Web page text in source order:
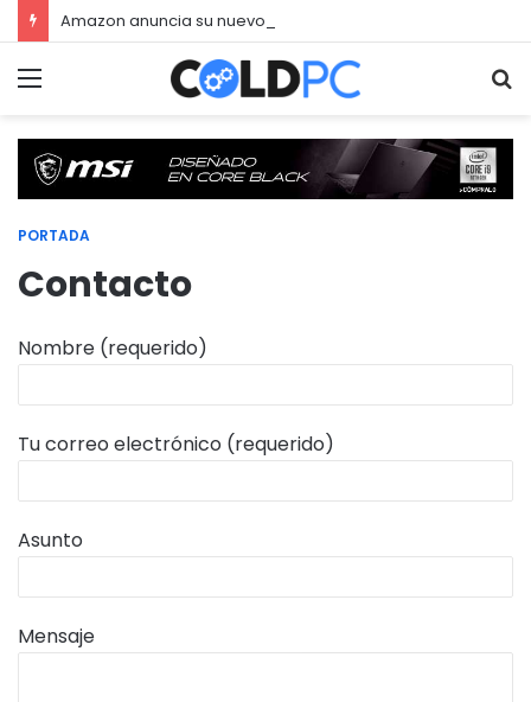
Menú
PORTADA
Contacto
Nombre (requerido)
Tu correo electrónico (requerido)
Asunto
Mensaje